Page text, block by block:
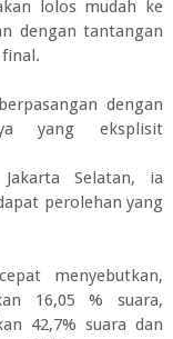
lolos mudah ke
dengan tantangan
dengan
yang eksplisit
Selatan, ia
perolehan yang
menyebutkan,
16,05 % suara,
42,7% suara dan